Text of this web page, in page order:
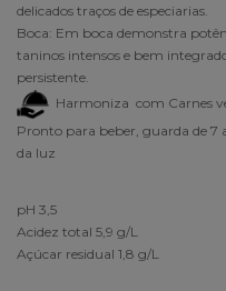
delicados traços de especiarias.
Boca: Em boca demonstra
taninos intensos e bem
persistente
Harmoniza com Carnes
Pronto para beber, guarda de 7
da luz
pH 3,5
Acidez total 5,9 g/L
Açúcar residual 1,8 g/L